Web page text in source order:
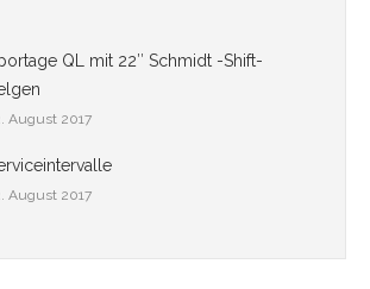
QL mit 22″ Schmidt -Shift-
August 2017
August 2017